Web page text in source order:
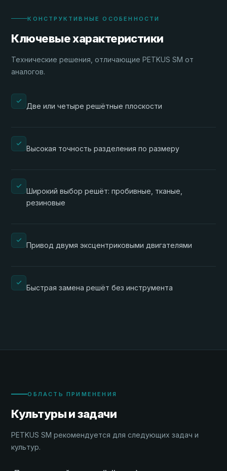
КОНСТРУКТИВНЫЕ ОСОБЕННОСТИ
Ключевые характеристики
Технические решения, отличающие PETKUS SM от
аналогов.
Две или четыре решётные плоскости
Высокая точность разделения по размеру
Широкий выбор решёт: пробивные, тканые,
резиновые
Привод двумя эксцентриковыми двигателями
Быстрая замена решёт без инструмента
ОБЛАСТЬ ПРИМЕНЕНИЯ
Культуры и задачи
PETKUS SM рекомендуется для следующих задач и
культур.